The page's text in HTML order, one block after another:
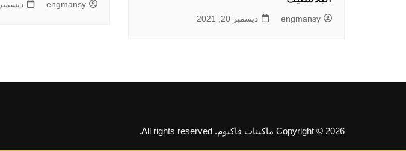
engmansy ديسمبر 20, 2021
engmansy ديسمبر 20, 2021
Copyright © 2026 ماكينات فاكيوم. All rights reserved.